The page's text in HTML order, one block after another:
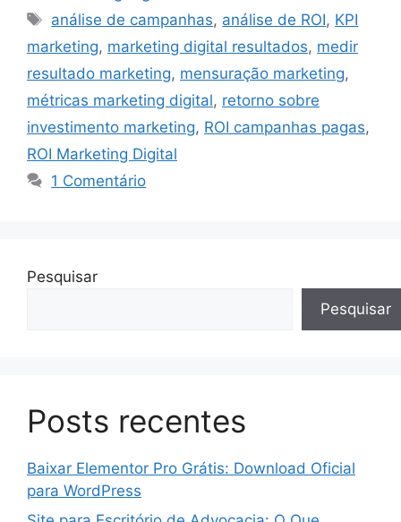
Tags
análise de campanhas, análise de ROI, KPI
marketing, marketing digital resultados, medir
resultado marketing, mensuração marketing,
métricas marketing digital, retorno sobre
investimento marketing, ROI campanhas pagas,
ROI Marketing Digital
1 Comentário
Pesquisar
Pesquisar
Posts recentes
Baixar Elementor Pro Grátis: Download Oficial
para WordPress